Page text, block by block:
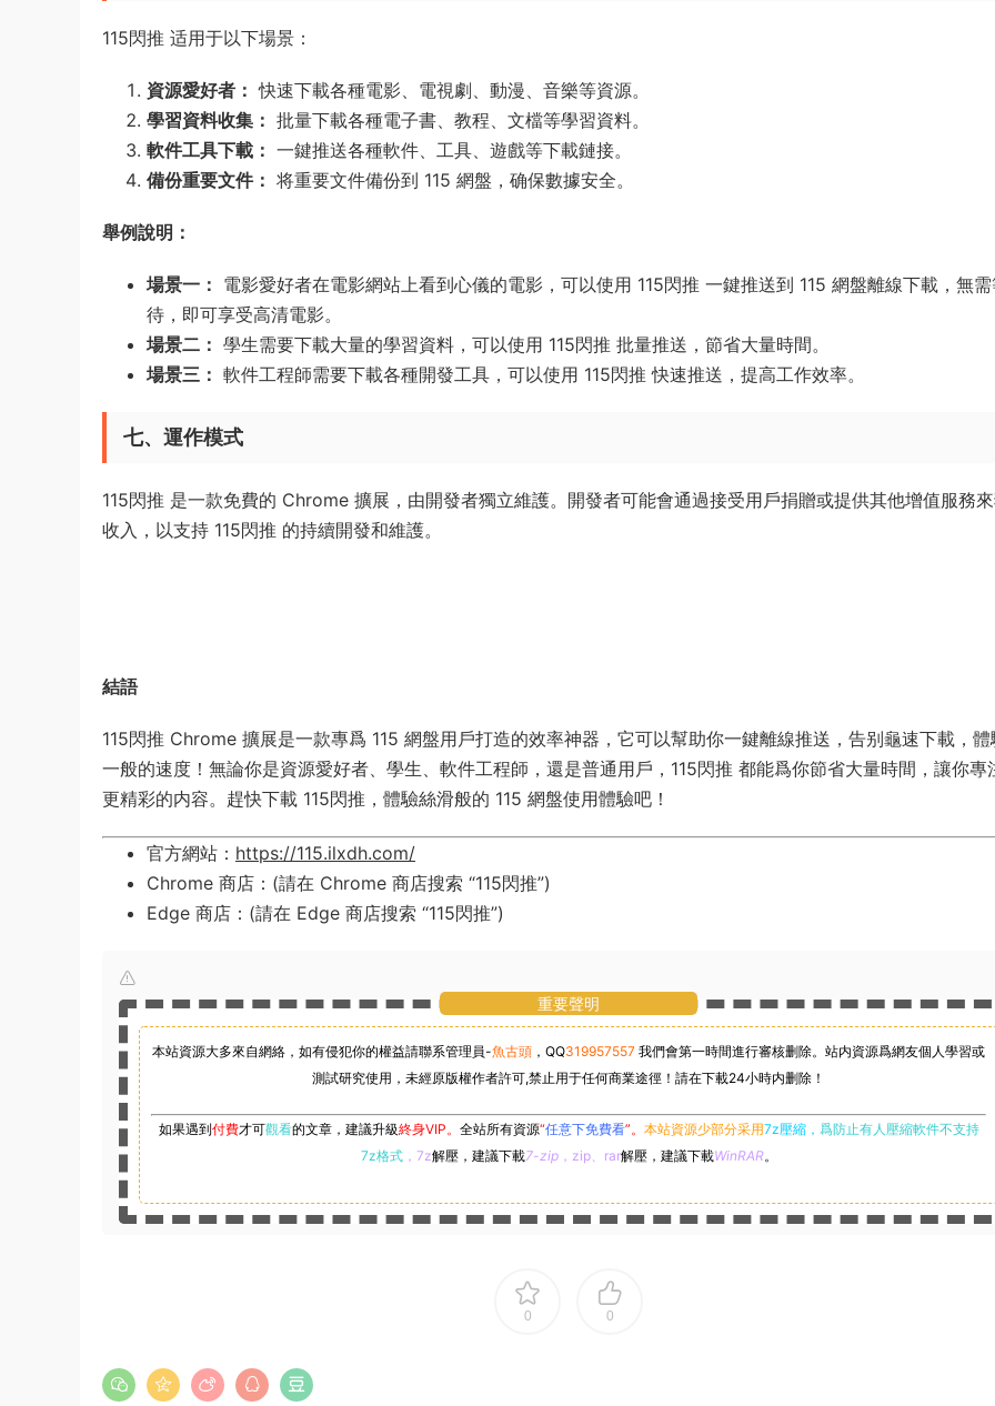
115閃推 适用于以下場景：
資源愛好者： 快速下載各種電影、電視劇、動漫、音樂等資源。
學習資料收集： 批量下載各種電子書、教程、文檔等學習資料。
軟件工具下載： 一鍵推送各種軟件、工具、遊戲等下載鏈接。
備份重要文件： 将重要文件備份到 115 網盤，确保數據安全。
舉例說明：
場景一： 電影愛好者在電影網站上看到心儀的電影，可以使用 115閃推 一鍵推送到 115 網盤離線下載，無
待，即可享受高清電影。
場景二： 學生需要下載大量的學習資料，可以使用 115閃推 批量推送，節省大量時間。
場景三： 軟件工程師需要下載各種開發工具，可以使用 115閃推 快速推送，提高工作效率。
七、運作模式
115閃推 是一款免費的 Chrome 擴展，由開發者獨立維護。開發者可能會通過接受用戶捐贈或提供其他增值服務
收入，以支持 115閃推 的持續開發和維護。
結語
115閃推 Chrome 擴展是一款專爲 115 網盤用戶打造的效率神器，它可以幫助你一鍵離線推送，告别龜速下載，體
一般的速度！無論你是資源愛好者、學生、軟件工程師，還是普通用戶，115閃推 都能爲你節省大量時間，讓你專
更精彩的内容。趕快下載 115閃推，體驗絲滑般的 115 網盤使用體驗吧！
官方網站： https://115.ilxdh.com/
Chrome 商店：(請在 Chrome 商店搜索 “115閃推”)
Edge 商店：(請在 Edge 商店搜索 “115閃推”)
重要聲明
本站資源大多來自網絡，如有侵犯你的權益請聯系管理員-魚古頭 ， QQ319957557 我們會第一時間進行審核删除。站内資源爲網友個人學習或
測試研究使用，未經原版權作者許可,禁止用于任何商業途徑！請在下載24小時内删除！
如果遇到付費才可觀看的文章，建議升級終身VIP。 全站所有資源“任意下免費看”。 本站資源少部分采用7z壓縮， 爲防止有人壓縮軟件不支持
7z格式，7z解壓，建議下載7-zip，zip、rar解壓，建議下載WinRAR。
0 0